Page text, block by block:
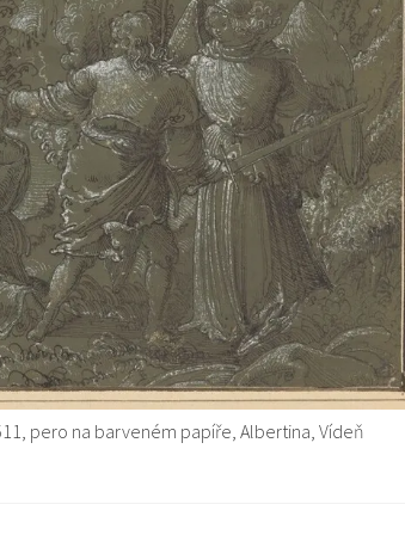
pero na barveném papíře, Albertina, Vídeň